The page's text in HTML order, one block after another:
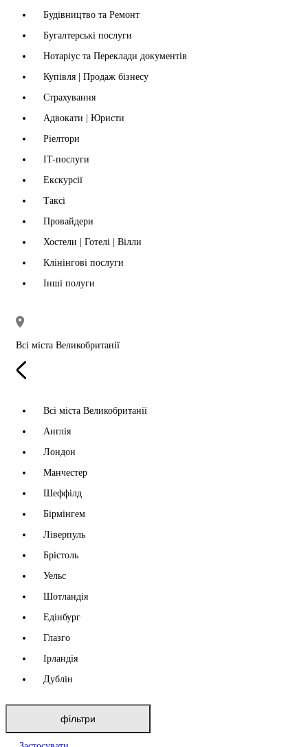
Будівництво та Ремонт
Бугалтерські послуги
Нотаріус та Переклади документів
Купівля | Продаж бізнесу
Страхування
Адвокати | Юристи
Ріелтори
IT-послуги
Екскурсії
Таксі
Провайдери
Хостели | Готелі | Вілли
Клінінгові послуги
Інші полуги
Всі міста Великобританії
Всі міста Великобританії
Англія
Лондон
Манчестер
Шеффілд
Бірмінгем
Ліверпуль
Брістоль
Уельс
Шотландія
Едінбург
Глазго
Ірландія
Дублін
фільтри